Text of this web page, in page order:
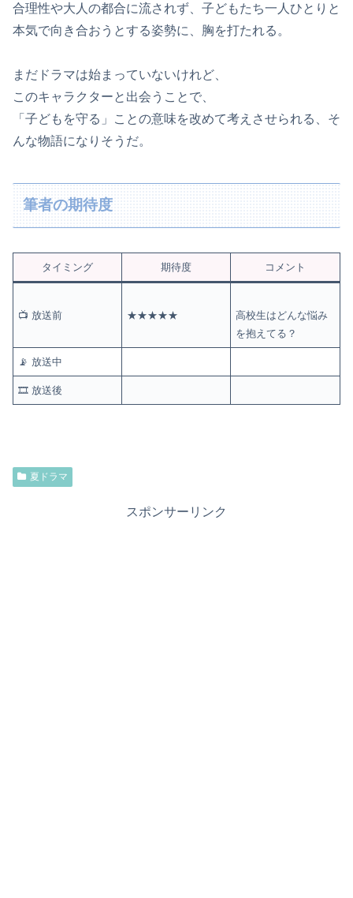
合理性や大人の都合に流されず、子どもたち一人ひとりと
本気で向き合おうとする姿勢に、胸を打たれる。
まだドラマは始まっていないけれど、
このキャラクターと出会うことで、
「子どもを守る」ことの意味を改めて考えさせられる、そ
んな物語になりそうだ。
筆者の期待度
タイミング 期待度 コメント
📺 放送前 ★★★★★
高校生はどんな悩み
を抱えてる？
📡 放送中
🎞️ 放送後
夏ドラマ
スポンサーリンク